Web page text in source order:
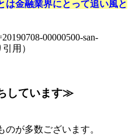
は金融業界にとって追い風と
00000500-san-
用）
しています≫
が多数ございます。